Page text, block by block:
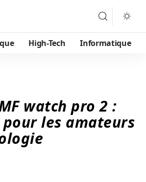
High-Tech Informatique
watch pro 2 :
les amateurs